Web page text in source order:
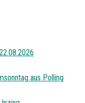
aus Polling